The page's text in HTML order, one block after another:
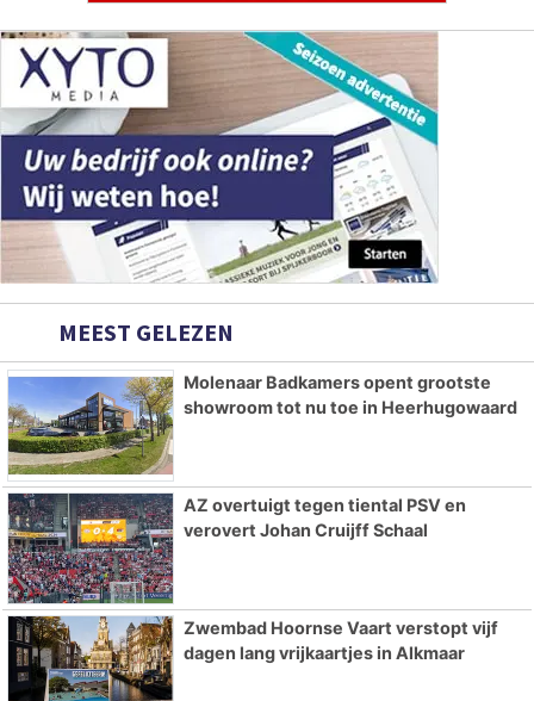
MEEST GELEZEN
Molenaar Badkamers opent grootste
showroom tot nu toe in Heerhugowaard
AZ overtuigt tegen tiental PSV en
verovert Johan Cruijff Schaal
Zwembad Hoornse Vaart verstopt vijf
dagen lang vrijkaartjes in Alkmaar